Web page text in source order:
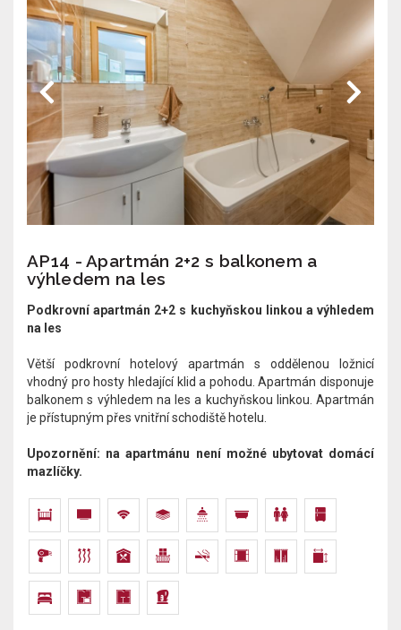
AP14 - Apartmán 2+2 s balkonem a
výhledem na les
Podkrovní apartmán 2+2 s kuchyňskou linkou a výhledem
na les
Větší podkrovní hotelový apartmán s oddělenou ložnicí
vhodný pro hosty hledající klid a pohodu. Apartmán disponuje
balkonem s výhledem na les a kuchyňskou linkou. Apartmán
je přístupným přes vnitřní schodiště hotelu.​​​​
Upozornění: na apartmánu není možné ubytovat domácí
mazlíčky.